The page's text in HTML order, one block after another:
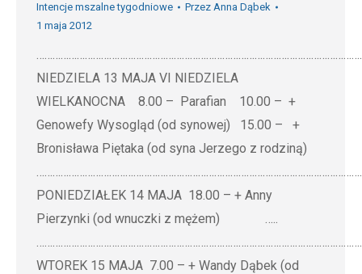
Intencje mszalne tygodniowe Przez Anna Dąbek
1 maja 2012
NIEDZIELA 13 MAJA VI NIEDZIELA
WIELKANOCNA 8.00 – Parafian 10.00 – +
Genowefy Wysogląd (od synowej) 15.00 – +
Bronisława Piętaka (od syna Jerzego z rodziną)
PONIEDZIAŁEK 14 MAJA 18.00 – + Anny
Pierzynki (od wnuczki z mężem) …..
WTOREK 15 MAJA 7.00 – + Wandy Dąbek (od